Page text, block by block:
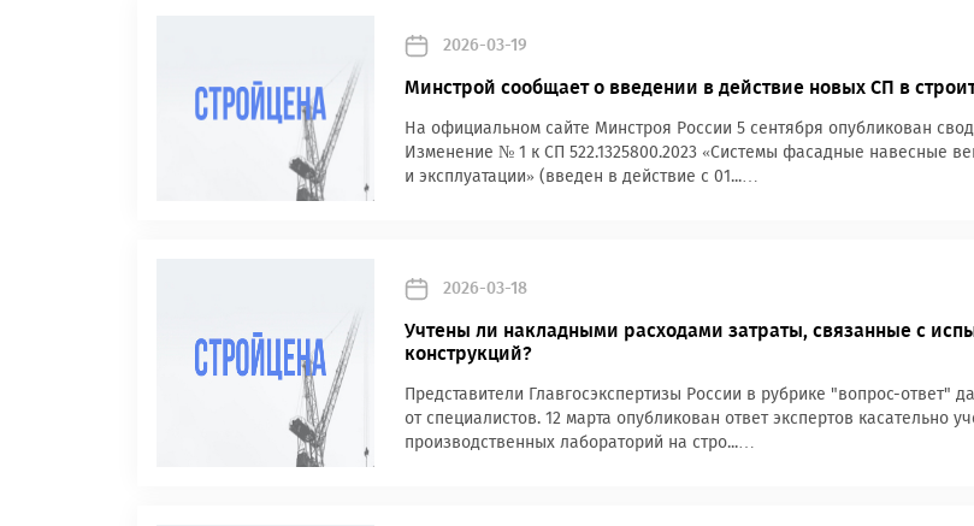
2026-03-19
Минстрой сообщает о введении в действие новых СП в
На официальном сайте Минстроя России 5 сентября опубликован
Изменение № 1 к СП 522.1325800.2023 «Системы фасадные навесные
и эксплуатации» (введен в действие с 01...…
2026-03-18
Учтены ли накладными расходами затраты, связанные с
конструкций?
Представители Главгосэкспертизы России в рубрике "вопрос-
от специалистов. 12 марта опубликован ответ экспертов касательно
производственных лабораторий на стро...…